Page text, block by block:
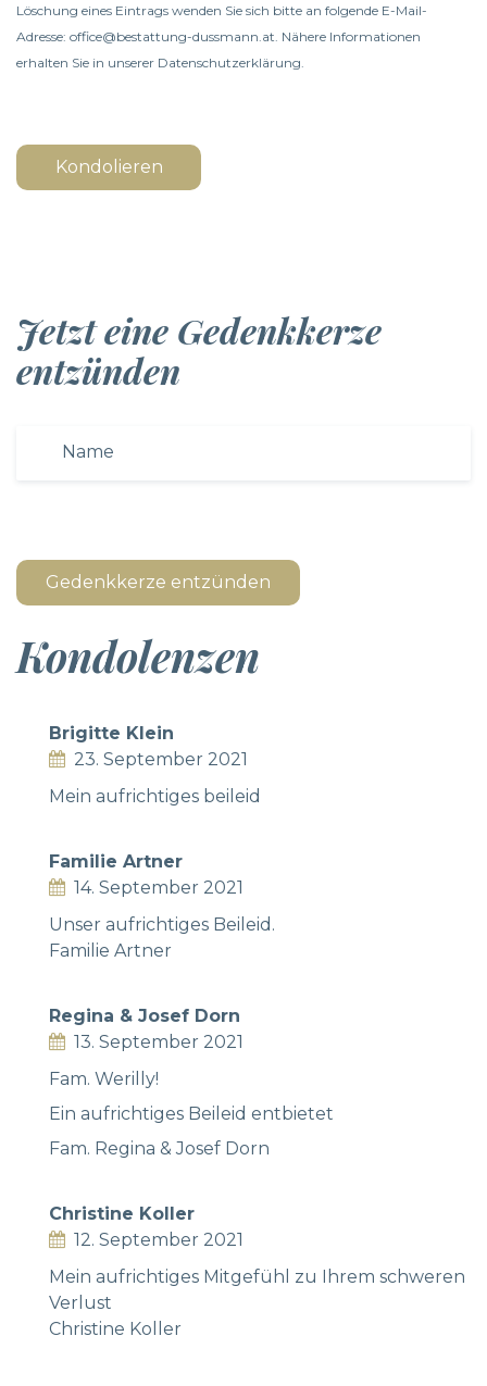
Löschung eines Eintrags wenden Sie sich bitte an folgende E-Mail-
Adresse: office@bestattung-dussmann.at. Nähere Informationen
erhalten Sie in unserer Datenschutzerklärung
Kondolieren
Jetzt eine Gedenkkerze
entzünden
Gedenkkerze entzünden
Kondolenzen
Brigitte Klein
23. September 2021
Mein aufrichtiges beileid
Familie Artner
14. September 2021
Unser aufrichtiges Beileid.
Familie Artner
Regina & Josef Dorn
13. September 2021
Fam. Werilly!
Ein aufrichtiges Beileid entbietet
Fam. Regina & Josef Dorn
Christine Koller
12. September 2021
Mein aufrichtiges Mitgefühl zu Ihrem schweren
Verlust
Christine Koller